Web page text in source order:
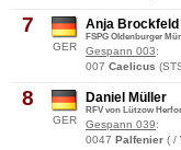
7
GER
Anja Brockfeld
FSPG Oldenburger
Gespann 003:
007 Caelicus
8
GER
Daniel Müller
RFV von Lützow
Gespann 039:
0047 Palfenier ( /